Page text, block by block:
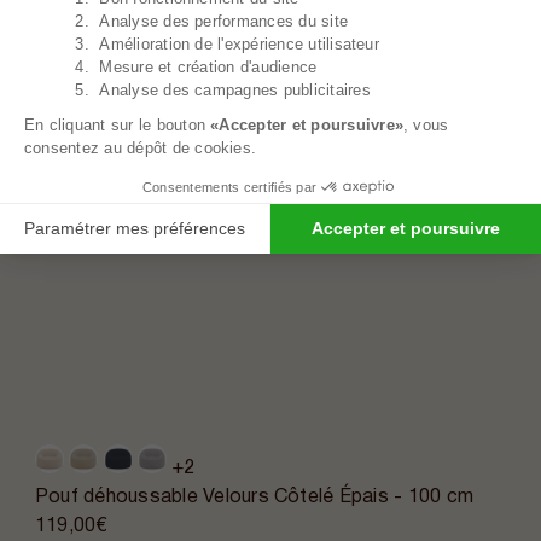
+2
Pouf déhoussable Velours Côtelé Épais - 100 cm
119,00€
2. Analyse des performances du site
3. Amélioration de l'expérience utilisateur
4. Mesure et création d'audience
5. Analyse des campagnes publicitaires
En cliquant sur le bouton«Accepter et poursuivre» , vous
consentez au dépôt de cookies.
Consentements certifiés par
Paramétrer mes préférences Accepter et poursuivre